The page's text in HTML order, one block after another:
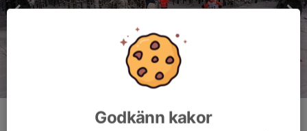
Godkänn kakor